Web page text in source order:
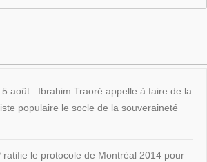
août : Ibrahim Traoré appelle à faire de la
populaire le socle de la souveraineté
ratifie le protocole de Montréal 2014 pour